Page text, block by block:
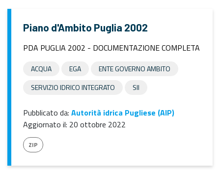
Piano d'Ambito Puglia 2002
PDA PUGLIA 2002 - DOCUMENTAZIONE COMPLETA
ACQUA EGA
ENTE GOVERNO AMBITO
SERVIZIO IDRICO INTEGRATO
SII
Pubblicato da: Autorità idrica Pugliese (AIP)
Aggiornato il: 20 ottobre 2022
ZIP